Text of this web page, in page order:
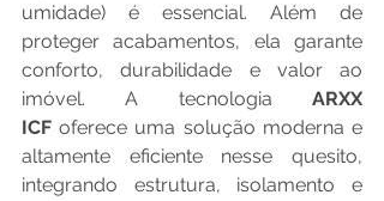
umidade) é essencial. Além de
proteger acabamentos, ela garante
conforto, durabilidade e valor ao
imóvel. A tecnologia ARXX
ICF oferece uma solução moderna e
altamente eficiente nesse quesito,
integrando estrutura, isolamento e